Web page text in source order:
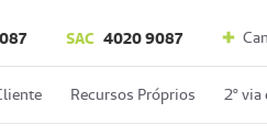
SAC 4020 9087
Recursos Próprios 2º